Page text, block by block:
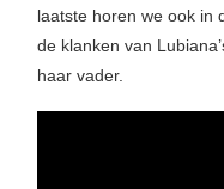
laatste horen we ook in
de klanken van
haar vader.